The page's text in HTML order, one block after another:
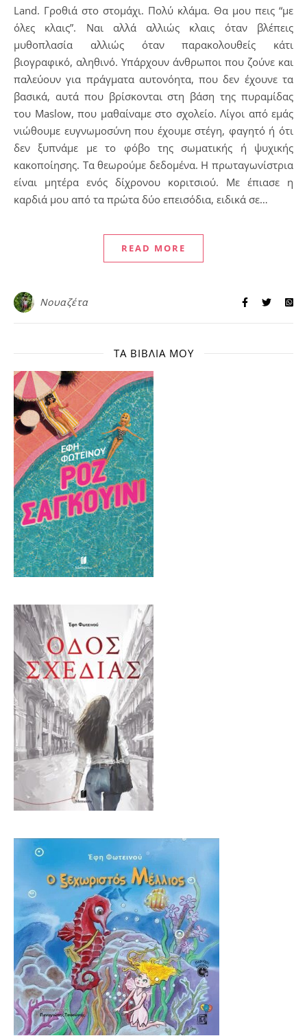
Land. Γροθιά στο στομάχι. Πολύ κλάμα. Θα μου πεις “με
όλες κλαις”. Ναι αλλά αλλιώς κλαις όταν βλέπεις
μυθοπλασία αλλιώς όταν παρακολουθείς κάτι
βιογραφικό, αληθινό. Υπάρχουν άνθρωποι που ζούνε και
παλεύουν για πράγματα αυτονόητα, που δεν έχουνε τα
βασικά, αυτά που βρίσκονται στη βάση της πυραμίδας
του Maslow, που μαθαίναμε στο σχολείο. Λίγοι από εμάς
νιώθουμε ευγνωμοσύνη που έχουμε στέγη, φαγητό ή ότι
δεν ξυπνάμε με το φόβο της σωματικής ή ψυχικής
κακοποίησης. Τα θεωρούμε δεδομένα. Η πρωταγωνίστρια
είναι μητέρα ενός δίχρονου κοριτσιού. Με έπιασε η
καρδιά μου από τα πρώτα δύο επεισόδια, ειδικά σε…
READ MORE
Νουαζέτα
ΤΑ ΒΙΒΛΊΑ ΜΟΥ